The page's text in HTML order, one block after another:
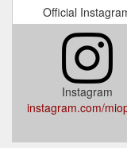
Official
Instagram
instagram.com/